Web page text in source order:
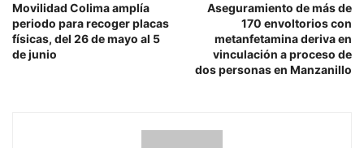
Movilidad Colima amplía
periodo para recoger placas
físicas, del 26 de mayo al 5
de junio
Aseguramiento de más de
170 envoltorios con
metanfetamina deriva en
vinculación a proceso de
dos personas en Manzanillo